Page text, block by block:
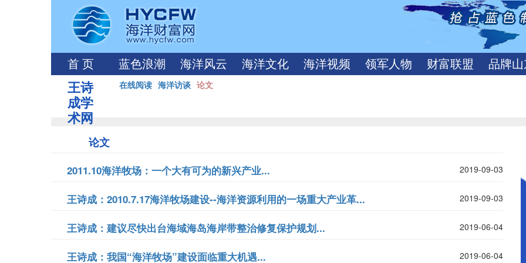
首 页 蓝色浪潮 海洋风云 海洋文化 海洋视频 领军人物 财富联盟 品牌
王诗
成学
术网
在线阅读 海洋访谈 论文
论文
2011.10海洋牧场：一个大有可为的新兴产业... 2019-09-03
王诗成：2010.7.17海洋牧场建设--海洋资源利用的一场重大产业革... 2019-09-03
王诗成：建议尽快出台海域海岛海岸带整治修复保护规划... 2019-06-04
王诗成：我国“海洋牧场”建设面临重大机遇... 2019-06-04